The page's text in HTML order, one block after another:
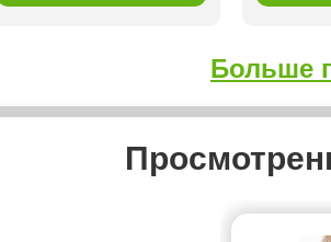
Больше